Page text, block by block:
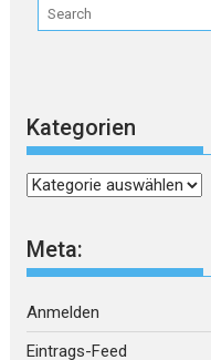
Kategorien
Kategorien
Meta:
Anmelden
Eintrags-Feed